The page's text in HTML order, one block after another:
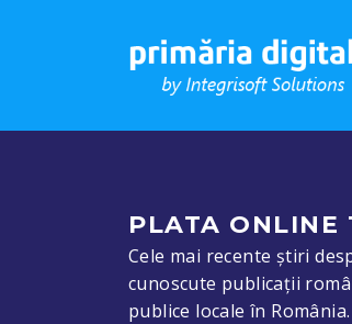
PLATA ONLINE
Cele mai recente știri
cunoscute publicații
publice locale în